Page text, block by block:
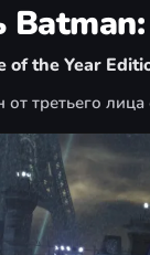
of the Year
третьего